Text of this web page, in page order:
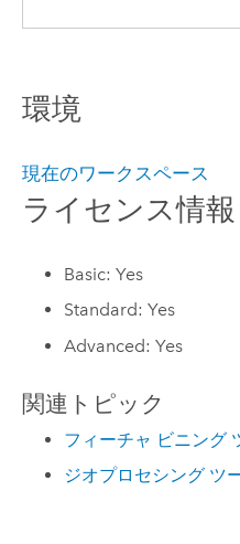
環境
現在のワークスペース
ライセンス情報
Basic: Yes
Standard: Yes
Advanced: Yes
関連トピック
フィーチャ ビニング
ジオプロセシング ツ